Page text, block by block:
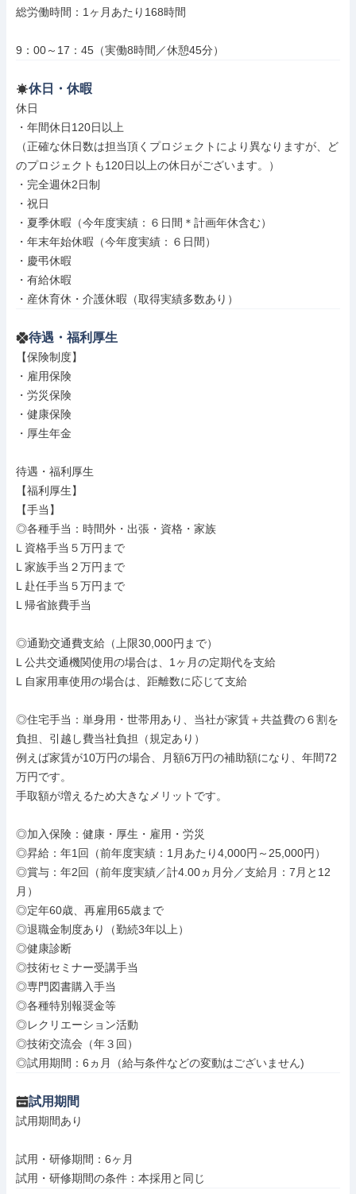
総労働時間：1ヶ月あたり168時間
9：00～17：45（実働8時間／休憩45分）
休日・休暇
休日
・年間休日120日以上
（正確な休日数は担当頂くプロジェクトにより異なりますが、ど
のプロジェクトも120日以上の休日がございます。）
・完全週休2日制
・祝日
・夏季休暇（今年度実績：６日間＊計画年休含む）
・年末年始休暇（今年度実績：６日間）
・慶弔休暇
・有給休暇
・産休育休・介護休暇（取得実績多数あり）
待遇・福利厚生
【保険制度】
・雇用保険
・労災保険
・健康保険
・厚生年金
待遇・福利厚生
【福利厚生】
【手当】
◎各種手当：時間外・出張・資格・家族
L 資格手当５万円まで
L 家族手当２万円まで
L 赴任手当５万円まで
L 帰省旅費手当
◎通勤交通費支給（上限30,000円まで）
L 公共交通機関使用の場合は、1ヶ月の定期代を支給
L 自家用車使用の場合は、距離数に応じて支給
◎住宅手当：単身用・世帯用あり、当社が家賃＋共益費の６割を
負担、引越し費当社負担（規定あり）
例えば家賃が10万円の場合、月額6万円の補助額になり、年間72
万円です。
手取額が増えるため大きなメリットです。
◎加入保険：健康・厚生・雇用・労災
◎昇給：年1回（前年度実績：1月あたり4,000円～25,000円）
◎賞与：年2回（前年度実績／計4.00ヵ月分／支給月：7月と12
月）
◎定年60歳、再雇用65歳まで
◎退職金制度あり（勤続3年以上）
◎健康診断
◎技術セミナー受講手当
◎専門図書購入手当
◎各種特別報奨金等
◎レクリエーション活動
◎技術交流会（年３回）
◎試用期間：6ヵ月（給与条件などの変動はございません)
試用期間
試用期間あり
試用・研修期間：6ヶ月